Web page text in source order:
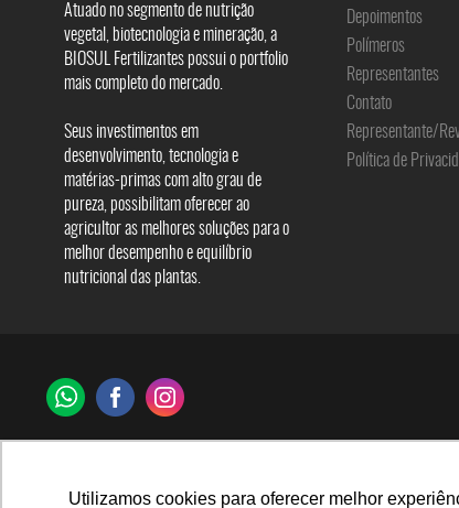
Utilizamos cookies para oferecer melhor
Atuado no segmento de nutrição
vegetal, biotecnologia e mineração, a
BIOSUL Fertilizantes possui o portfolio
mais completo do mercado.
Seus investimentos em
desenvolvimento, tecnologia e
matérias-primas com alto grau de
pureza, possibilitam oferecer ao
agricultor as melhores soluções para o
melhor desempenho e equilíbrio
nutricional das plantas.
Depoimentos
Polímeros
Representantes
Contato
Representante/
Política de